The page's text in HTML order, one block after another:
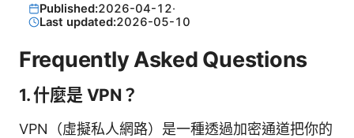
Published:2026-04-12·
Last updated:2026-05-10
Frequently Asked Questions
1. 什麼是 VPN？
VPN（虛擬私人網路）是一種透過加密通道把你的